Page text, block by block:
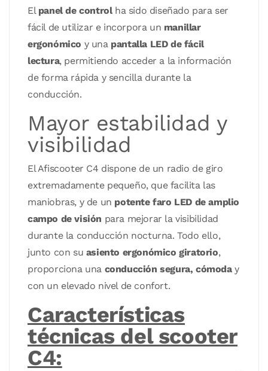
El panel de controlha sido diseñado para ser
fácil de utilizar e incorpora un manillar
ergonómico y una pantalla LED de fácil
lectura, permitiendo acceder a la información
de forma rápida y sencilla durante la
conducción.
Mayor estabilidad y
visibilidad
El Afiscooter C4 dispone de un radio de giro
extremadamente pequeño, que facilita las
maniobras, y de un potente faro LED de amplio
campo de visión para mejorar la visibilidad
durante la conducción nocturna. Todo ello,
junto con su asiento ergonómico giratorio,
proporciona una conducción segura, cómoday
con un elevado nivel de confort.
Características
técnicas del scooter
C4: